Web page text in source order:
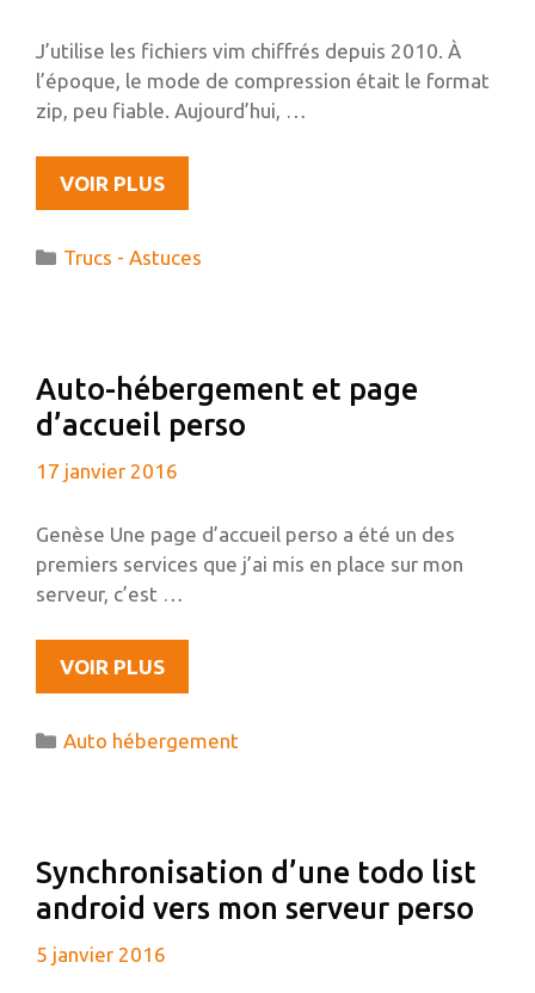
J’utilise les fichiers vim chiffrés depuis 2010. À
l’époque, le mode de compression était le format
zip, peu fiable. Aujourd’hui, …
VOIR PLUSCHIFFRER
SIMPLEMENT
FICHIER
Catégories
Trucs - Astuces
Auto-hébergement et page
d’accueil perso
17 janvier 2016
Genèse Une page d’accueil perso a été un des
premiers services que j’ai mis en place sur mon
serveur, c’est …
VOIR PLUSAUTO-
HÉBERGEMENT
PAGE
Catégories
Auto hébergement
Synchronisation d’une todo list
android vers mon serveur perso
5 janvier 2016